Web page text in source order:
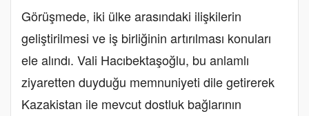
Görüşmede, iki ülke arasındaki ilişkilerin
geliştirilmesi ve iş birliğinin artırılması konuları
ele alındı. Vali Hacıbektaşoğlu, bu anlamlı
ziyaretten duyduğu memnuniyeti dile getirerek
Kazakistan ile mevcut dostluk bağlarının